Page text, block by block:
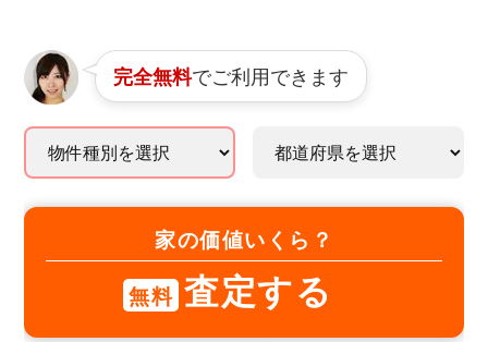
完全無料でご利用できます
家の価値いくら？
無料 査定する